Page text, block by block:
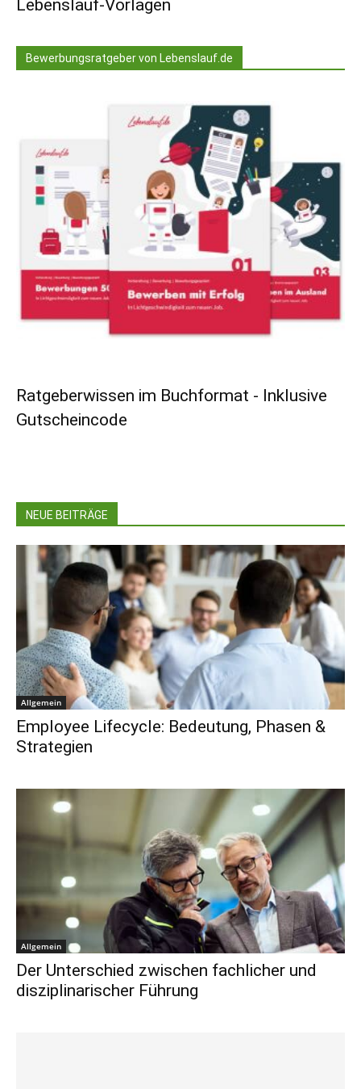
Lebenslauf-Vorlagen
Bewerbungsratgeber von Lebenslauf.de
Ratgeberwissen im Buchformat - Inklusive
Gutscheincode
NEUE BEITRÄGE
Allgemein
Employee Lifecycle: Bedeutung, Phasen &
Strategien
Allgemein
Der Unterschied zwischen fachlicher und
disziplinarischer Führung